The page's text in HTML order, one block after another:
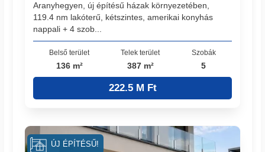
Aranyhegyen, új építésű házak környezetében,
119.4 nm lakóterű, kétszintes, amerikai konyhás
nappali + 4 szob...
Belső terület
136 m²
Telek terület
387 m²
Szobák
5
222.5 M Ft
ÚJ ÉPÍTÉSŰ!